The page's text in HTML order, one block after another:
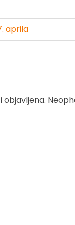
aprila
objavljena.